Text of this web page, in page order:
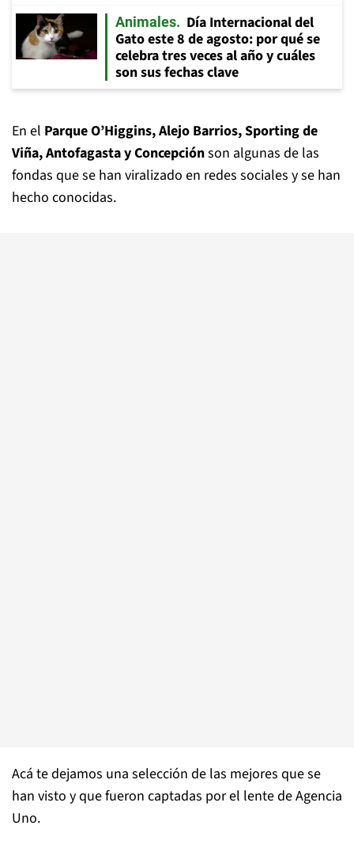
Animales
Día Internacional del
Gato este 8 de agosto: por qué se
celebra tres veces al año y cuáles
son sus fechas clave
En el Parque O’Higgins, Alejo Barrios, Sporting de
Viña, Antofagasta y Concepciónson algunas de las
fondas que se han viralizado en redes sociales y se han
hecho conocidas.
Acá te dejamos una selección de las mejores que se
han visto y que fueron captadas por el lente de Agencia
Uno.